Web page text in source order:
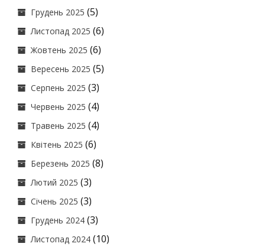
Грудень 2025 (5)
Листопад 2025 (6)
Жовтень 2025 (6)
Вересень 2025 (5)
Серпень 2025 (3)
Червень 2025 (4)
Травень 2025 (4)
Квітень 2025 (6)
Березень 2025 (8)
Лютий 2025 (3)
Січень 2025 (3)
Грудень 2024 (3)
Листопад 2024 (10)